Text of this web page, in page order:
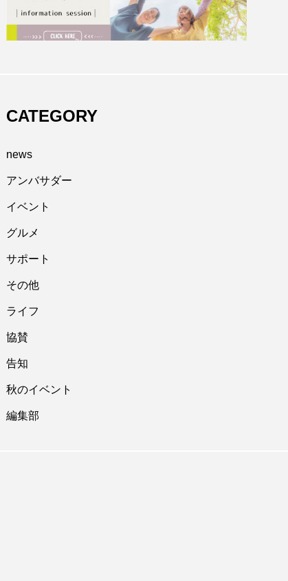
CATEGORY
news
アンバサダー
イベント
グルメ
サポート
その他
ライフ
協賛
告知
秋のイベント
編集部